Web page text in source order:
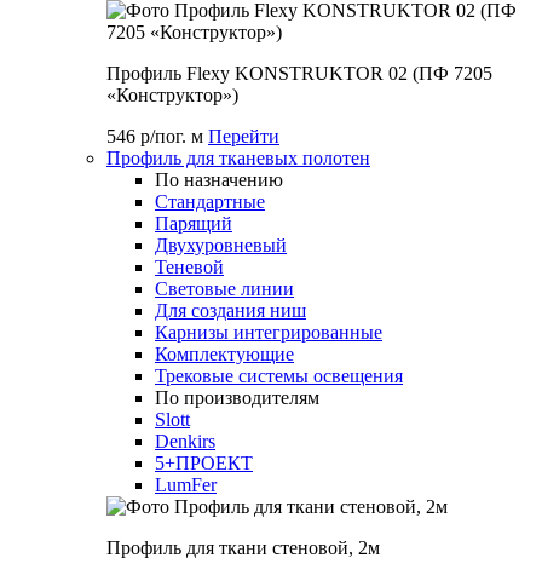
Профиль Flexy KONSTRUKTOR 02 (ПФ 7205
«Конструктор»)
546 р/пог. м Перейти
Профиль для тканевых полотен
По назначению
Стандартные
Парящий
Двухуровневый
Теневой
Световые линии
Для создания ниш
Карнизы интегрированные
Комплектующие
Трековые системы освещения
По производителям
Slott
Denkirs
5+ПРОЕКТ
LumFer
Профиль для ткани стеновой, 2м